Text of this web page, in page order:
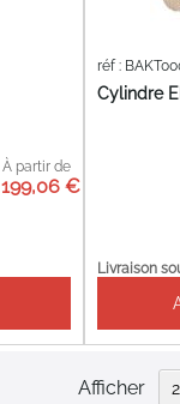
À partir de
199,06 €
Cylindre
réf :
Livraison
Afficher